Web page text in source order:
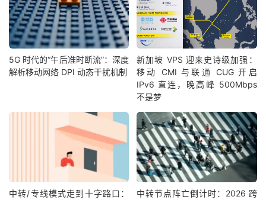
5G 时代的“午后准时断流”：深度
解析移动网络 DPI 动态干扰机制
新加坡 VPS 迎来史诗级加强：
移动 CMI 与联通 CUG 开启
IPv6 直连，晚高峰 500Mbps
不是梦
中转/专线模式走到十字路口：
中转节点阵亡倒计时：2026 跨